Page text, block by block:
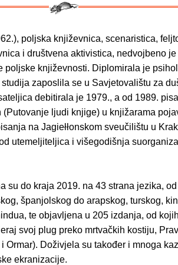
poljska književnica, scenaristica,
i društvena aktivistica, nedvojbeno
poljske književnosti. Diplomirala je
zaposlila se u Savjetovalištu za
debitirala je 1979., a od 1989.
ljudi knjige) u knjižarama
na Jagiełłonskom sveučilištu u
utemeljiteljica i višegodišnja
su do kraja 2019. na 43 strana jezika,
španjolskog do arapskog, turskog,
te objavljena u 205 izdanja, od
svoj plug preko mrtvačkih kostiju,
Ormar). Doživjela su također i mnoga
ekranizacije.